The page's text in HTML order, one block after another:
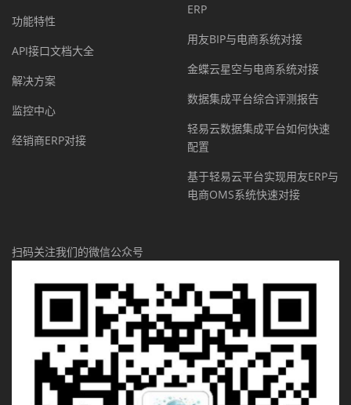
功能特性
API接口文档大全
解决方案
监控中心
经销商ERP对接
ERP
用友BIP与电商系统对接
金蝶云星空与电商系统对接
数据集成平台综合评测报告
轻易云数据集成平台如何快速
配置
基于轻易云平台实现用友ERP与
电商OMS系统快速对接
扫码关注我们的微信公众号